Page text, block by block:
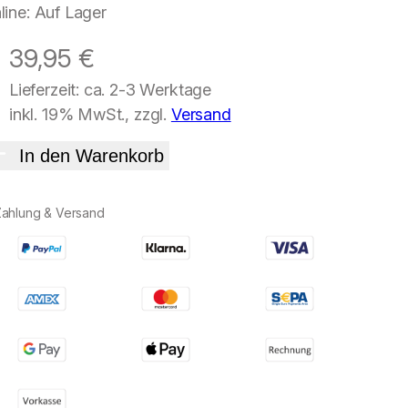
Auf Lager
39,95 €
Lieferzeit: ca. 2-3 Werktage
inkl. 19% MwSt., zzgl. Versand
In den Warenkorb
& Versand